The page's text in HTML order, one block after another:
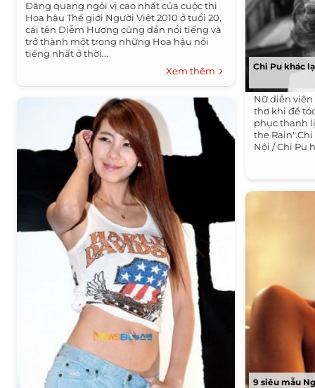
Đăng quang ngôi vị cao nhất của cuộc thi
Hoa hậu Thế giới Người Việt 2010 ở tuổi 20,
cái tên Diễm Hương cũng dần nổi tiếng và
trở thành một trong những Hoa hậu nổi
tiếng nhất ở thời...
Xem thêm
Chi Pu khác
Nữ diễn viên
thơ khi để
phục thanh
the
Nội / Chi Pu
9 siêu mẫu